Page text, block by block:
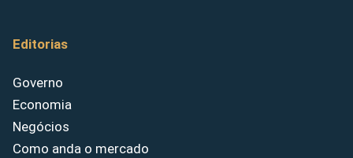
Editorias
Governo
Economia
Negócios
Como anda o mercado